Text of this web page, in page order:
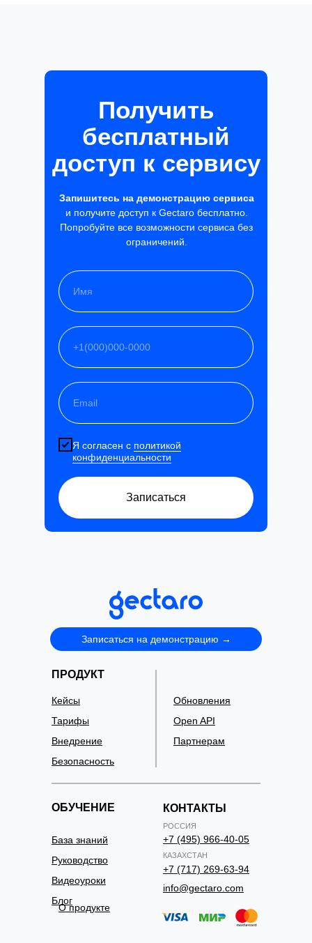
Получить
бесплатный
доступ к сервису
Запишитесь на демонстрацию сервиса
и получите доступ к Gectaro бесплатно.
Попробуйте все возможности сервиса без
ограничений.
Я согласен с политикой
конфиденциальности
Записаться
ПРОДУКТ
Внедрение
Безопасность
Обновления
ОБУЧЕНИЕ
Руководство
Видеоуроки
Open API
КОНТАКТЫ
+7 (495) 966-40-05
info@gectaro.com
Кейсы
Тарифы
База знаний
Партнерам
Блог
О продукте
+7 (717) 269-63-94
Записаться на демонстрацию →
РОССИЯ
КАЗАХСТАН